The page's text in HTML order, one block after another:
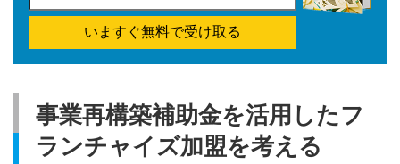
いますぐ無料で受け取る
事業再構築補助金を活用したフ
ランチャイズ加盟を考える